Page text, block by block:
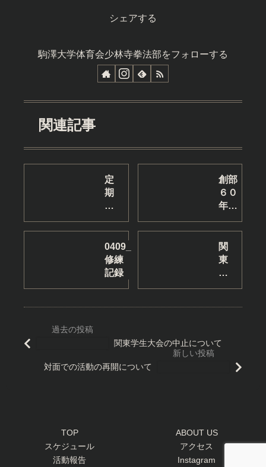
シェアする
駒澤大学体育会少林寺拳法部をフォローする
関連記事
定
期
練
日
の
お
休
つ
創部
６０
年・
２期
の名
札掲
0409_
修練
記録
関
東
学
お
関東学生大会の中止について
対面での活動の再開について
TOP
ABOUT US
スケジュール
アクセス
活動報告
Instagram